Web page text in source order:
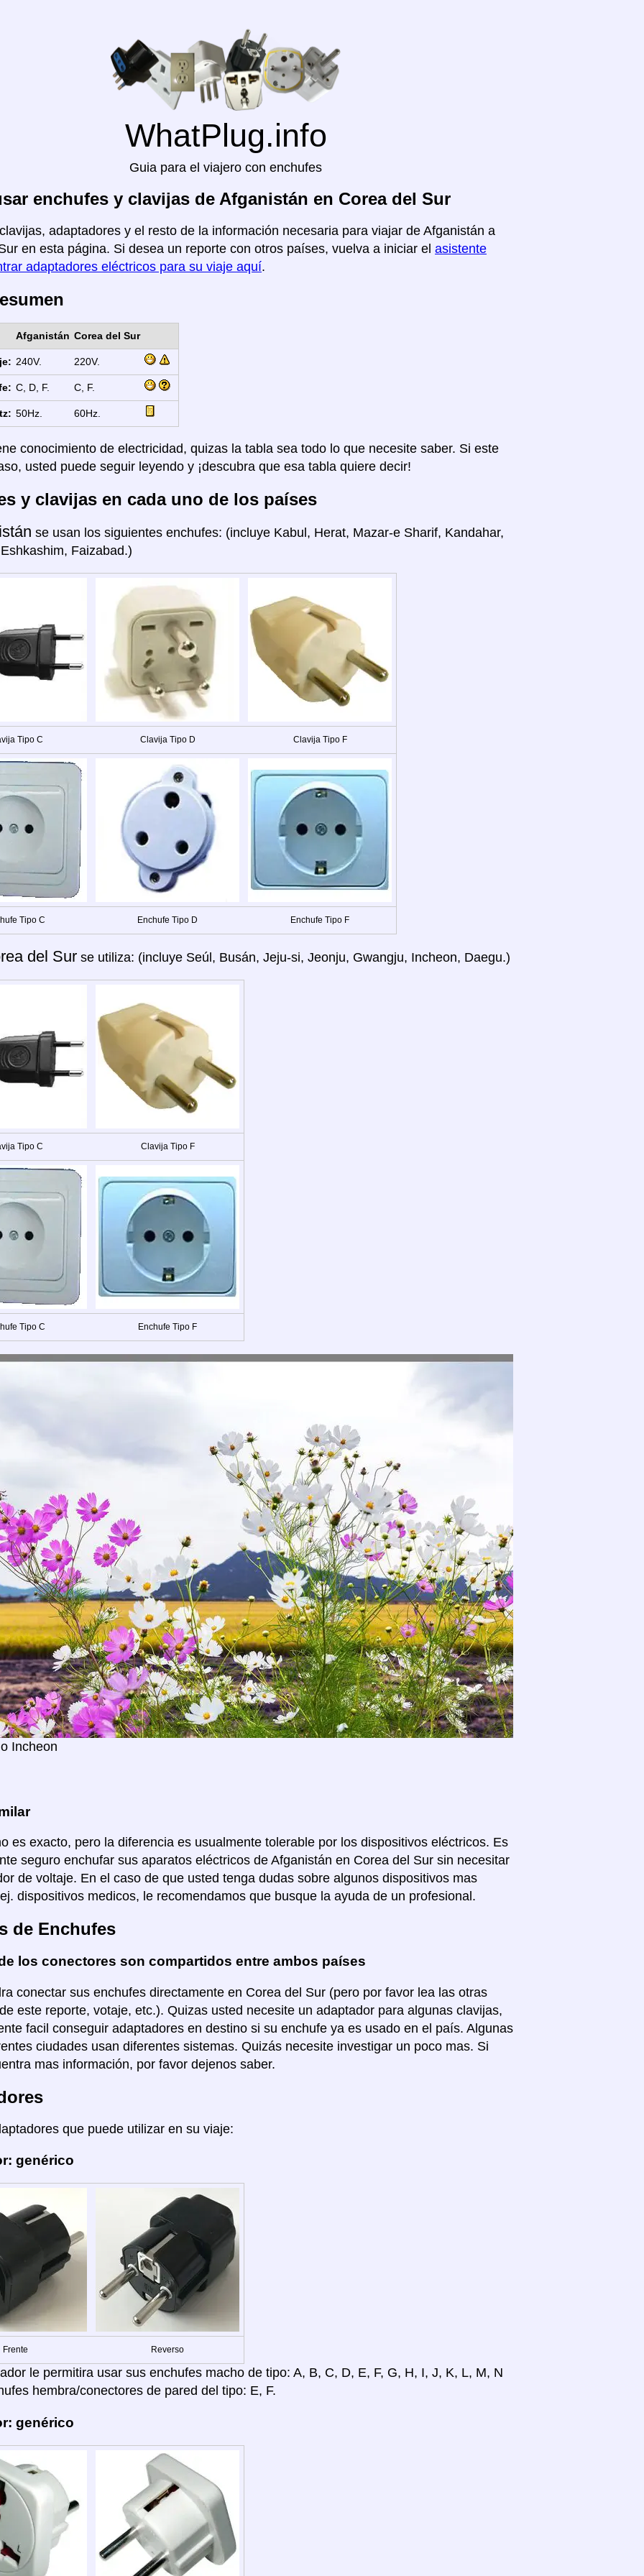
WhatPlug.info
Guia para el viajero con enchufes
enchufes y clavijas de Afganistán en Corea del Sur
adaptadores y el resto de la información necesaria para viajar de Afganistán a
en esta página. Si desea un reporte con otros países, vuelva a iniciar el asistente
adaptadores eléctricos para su viaje aquí.
Afganistán Corea del Sur
240V. 220V.
C, D, F. C, F.
50Hz. 60Hz.
conocimiento de electricidad, quizas la tabla sea todo lo que necesite saber. Si este
usted puede seguir leyendo y ¡descubra que esa tabla quiere decir!
y clavijas en cada uno de los países
se usan los siguientes enchufes: (incluye Kabul, Herat, Mazar-e Sharif, Kandahar,
Faizabad.)
Tipo C Clavija Tipo D Clavija Tipo F
Tipo C Enchufe Tipo D Enchufe Tipo F
del Sur se utiliza: (incluye Seúl, Busán, Jeju-si, Jeonju, Gwangju, Incheon, Daegu.)
Tipo C Clavija Tipo F
Tipo C Enchufe Tipo F
Incheon
es exacto, pero la diferencia es usualmente tolerable por los dispositivos eléctricos. Es
seguro enchufar sus aparatos eléctricos de Afganistán en Corea del Sur sin necesitar
de voltaje. En el caso de que usted tenga dudas sobre algunos dispositivos mas
dispositivos medicos, le recomendamos que busque la ayuda de un profesional.
de Enchufes
los conectores son compartidos entre ambos países
conectar sus enchufes directamente en Corea del Sur (pero por favor lea las otras
este reporte, votaje, etc.). Quizas usted necesite un adaptador para algunas clavijas,
facil conseguir adaptadores en destino si su enchufe ya es usado en el país. Algunas
ciudades usan diferentes sistemas. Quizás necesite investigar un poco mas. Si
mas información, por favor dejenos saber.
que puede utilizar en su viaje:
genérico
Frente Reverso
le permitira usar sus enchufes macho de tipo: A, B, C, D, E, F, G, H, I, J, K, L, M, N
hembra/conectores de pared del tipo: E, F.
genérico